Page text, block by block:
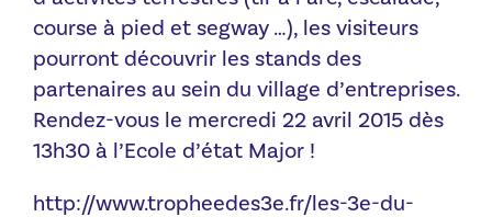
course à pied et segway …), les visiteurs
pourront découvrir les stands des
partenaires au sein du village d’entreprises.
Rendez-vous le mercredi 22 avril 2015 dès
13h30 à l’Ecole d’état Major !
http://www.tropheedes3e.fr/les-3e-du-